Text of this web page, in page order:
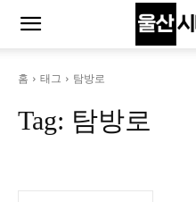
홈 태그 탐방로
Tag: 탐방로